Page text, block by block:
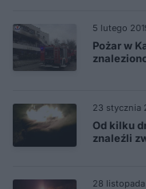
5 lutego
Pożar w
23 stycznia
Od kilku
znaleźli
28 listopada